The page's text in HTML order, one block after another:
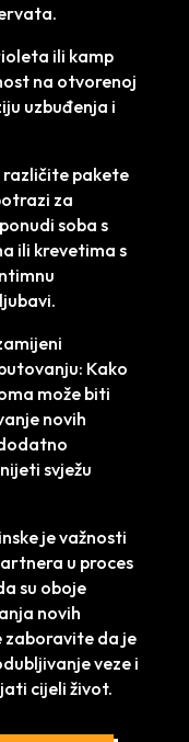
ili kamp
na otvorenoj
uzbuđenja i
različite pakete
za
soba s
ili krevetima s
Kako
može biti
novih
svježu
je važnosti
u proces
su oboje
novih
zaboravite da je
veze i
cijeli život.